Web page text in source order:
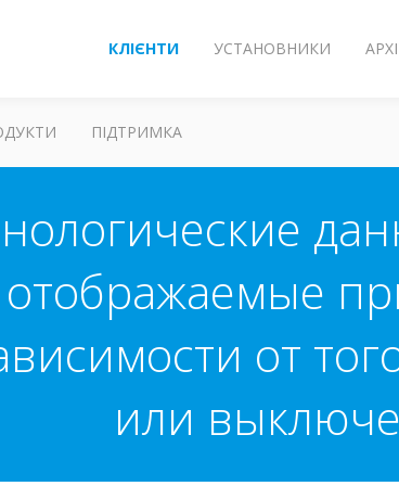
КЛІЄНТИ УСТАНОВНИКИ
ПІДТРИМКА
от
или